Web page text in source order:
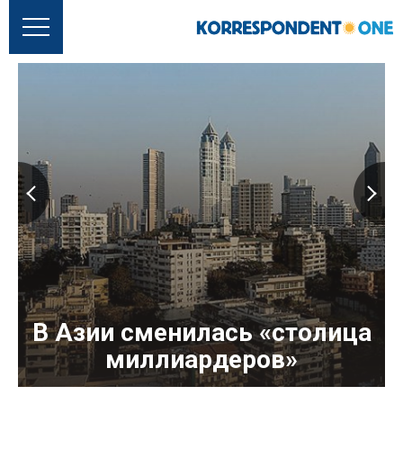
В Азии сменилась «столица
миллиардеров»